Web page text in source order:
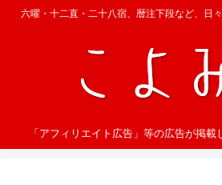
六曜・十二直・二十八宿、暦注下段など、日
「アフィリエイト広告」等の広告が掲